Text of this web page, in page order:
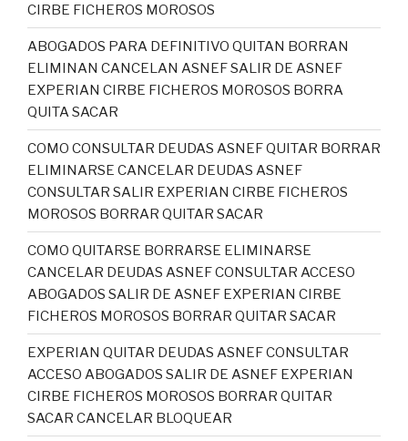
CIRBE FICHEROS MOROSOS
ABOGADOS PARA DEFINITIVO QUITAN BORRAN
ELIMINAN CANCELAN ASNEF SALIR DE ASNEF
EXPERIAN CIRBE FICHEROS MOROSOS BORRA
QUITA SACAR
COMO CONSULTAR DEUDAS ASNEF QUITAR BORRAR
ELIMINARSE CANCELAR DEUDAS ASNEF
CONSULTAR SALIR EXPERIAN CIRBE FICHEROS
MOROSOS BORRAR QUITAR SACAR
COMO QUITARSE BORRARSE ELIMINARSE
CANCELAR DEUDAS ASNEF CONSULTAR ACCESO
ABOGADOS SALIR DE ASNEF EXPERIAN CIRBE
FICHEROS MOROSOS BORRAR QUITAR SACAR
EXPERIAN QUITAR DEUDAS ASNEF CONSULTAR
ACCESO ABOGADOS SALIR DE ASNEF EXPERIAN
CIRBE FICHEROS MOROSOS BORRAR QUITAR
SACAR CANCELAR BLOQUEAR